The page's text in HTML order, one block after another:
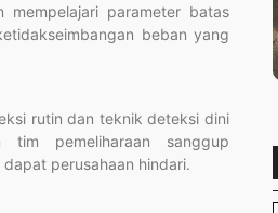
mempelajari parameter batas
beban yang
rutin dan teknik deteksi dini
tim pemeliharaan sanggup
perusahaan hindari.